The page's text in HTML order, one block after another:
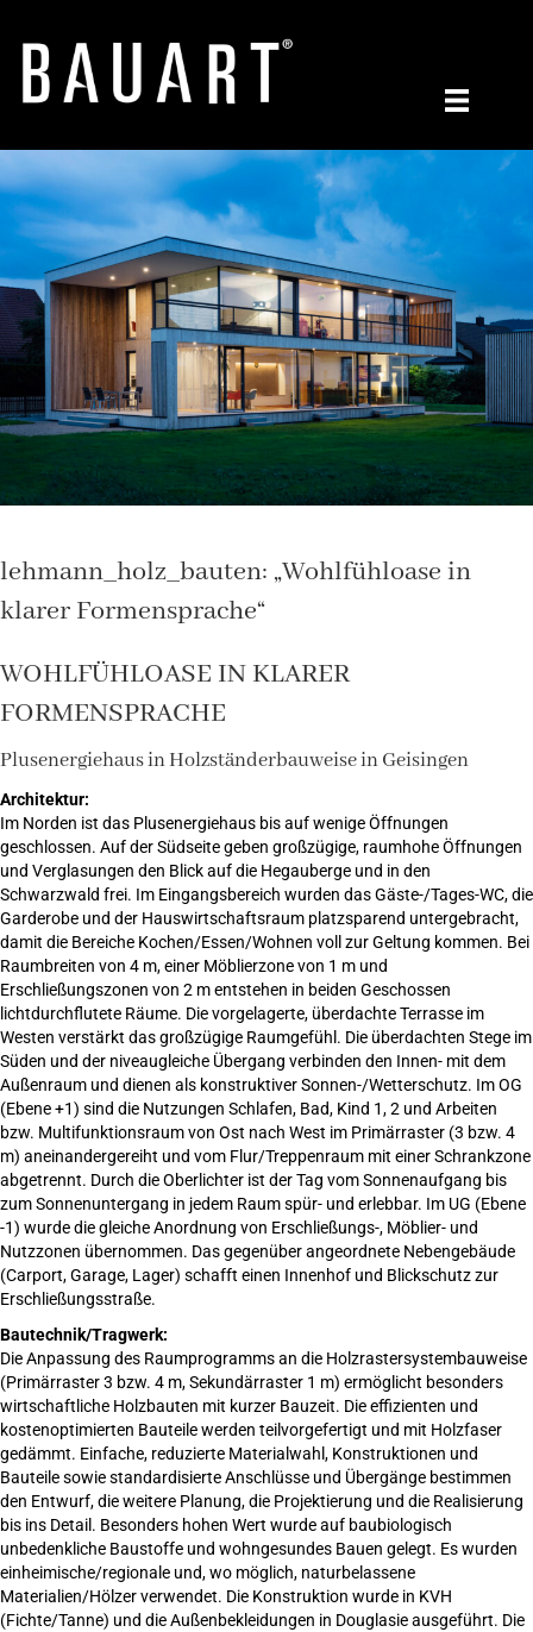
lehmann_holz_bauten: „Wohlfühloase in
klarer Formensprache“
WOHLFÜHLOASE IN KLARER
FORMENSPRACHE
Plusenergiehaus in Holzständerbauweise in Geisingen
Architektur:
Im Norden ist das Plusenergiehaus bis auf wenige Öffnungen
geschlossen. Auf der Südseite geben großzügige, raumhohe Öffnungen
und Verglasungen den Blick auf die Hegauberge und in den
Schwarzwald frei. Im Eingangsbereich wurden das Gäste-/Tages-WC, die
Garderobe und der Hauswirtschaftsraum platzsparend untergebracht,
damit die Bereiche Kochen/Essen/Wohnen voll zur Geltung kommen. Bei
Raumbreiten von 4 m, einer Möblierzone von 1 m und
Erschließungszonen von 2 m entstehen in beiden Geschossen
lichtdurchflutete Räume. Die vorgelagerte, überdachte Terrasse im
Westen verstärkt das großzügige Raumgefühl. Die überdachten Stege im
Süden und der niveaugleiche Übergang verbinden den Innen- mit dem
Außenraum und dienen als konstruktiver Sonnen-/Wetterschutz. Im OG
(Ebene +1) sind die Nutzungen Schlafen, Bad, Kind 1, 2 und Arbeiten
bzw. Multifunktionsraum von Ost nach West im Primärraster (3 bzw. 4
m) aneinandergereiht und vom Flur/Treppenraum mit einer Schrankzone
abgetrennt. Durch die Oberlichter ist der Tag vom Sonnenaufgang bis
zum Sonnenuntergang in jedem Raum spür- und erlebbar. Im UG (Ebene
-1) wurde die gleiche Anordnung von Erschließungs-, Möblier- und
Nutzzonen übernommen. Das gegenüber angeordnete Nebengebäude
(Carport, Garage, Lager) schafft einen Innenhof und Blickschutz zur
Erschließungsstraße.
Bautechnik/Tragwerk:
Die Anpassung des Raumprogramms an die Holzrastersystembauweise
(Primärraster 3 bzw. 4 m, Sekundärraster 1 m) ermöglicht besonders
wirtschaftliche Holzbauten mit kurzer Bauzeit. Die effizienten und
kostenoptimierten Bauteile werden teilvorgefertigt und mit Holzfaser
gedämmt. Einfache, reduzierte Materialwahl, Konstruktionen und
Bauteile sowie standardisierte Anschlüsse und Übergänge bestimmen
den Entwurf, die weitere Planung, die Projektierung und die Realisierung
bis ins Detail. Besonders hohen Wert wurde auf baubiologisch
unbedenkliche Baustoffe und wohngesundes Bauen gelegt. Es wurden
einheimische/regionale und, wo möglich, naturbelassene
Materialien/Hölzer verwendet. Die Konstruktion wurde in KVH
(Fichte/Tanne) und die Außenbekleidungen in Douglasie ausgeführt. Die